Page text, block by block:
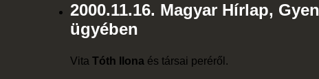
2000.11.16. Magyar Hírlap,
ügyében
Vita Tóth Ilona és társai peréről.